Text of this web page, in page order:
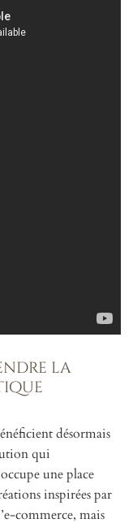
la
désormais
qui
une place
inspirées par
commerce, mais